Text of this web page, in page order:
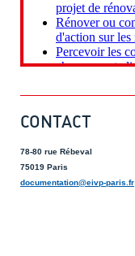
CONTACT
78-80 rue Rébeval
75019 Paris
documentation@eivp-paris.fr